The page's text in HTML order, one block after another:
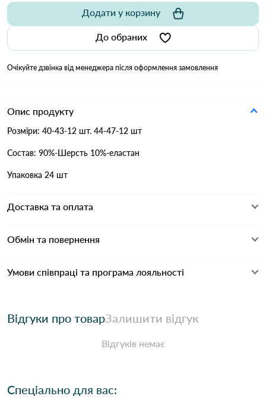
До обраних
Додати у корзину
Очікуйте дзвінка від менеджера після оформлення замовлення
Опис продукту
Розміри: 40-43-12 шт. 44-47-12 шт
Состав: 90%-Шерсть 10%-еластан
Упаковка 24 шт
Доставка та оплата
Обмін та повернення
Умови співпраці та програма лояльності
Відгуки про товарЗалишити відгук
Відгуків немає
Спеціально для вас: